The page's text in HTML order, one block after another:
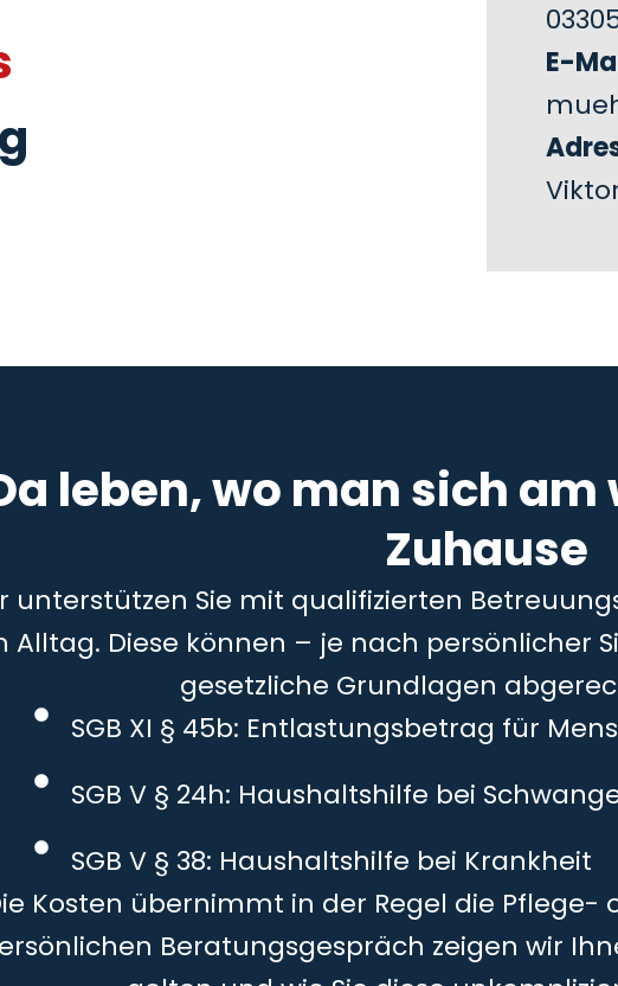
E-
leben, wo man sich
Zuhause
unterstützen Sie mit qualifizierten
Alltag. Diese können – je nach persönlicher
gesetzliche Grundlagen
SGB XI § 45b: Entlastungsbetrag für
SGB V § 24h: Haushaltshilfe bei
SGB V § 38: Haushaltshilfe bei Krankheit
Kosten übernimmt in der Regel die Pflege-
Beratungsgespräch zeigen wir